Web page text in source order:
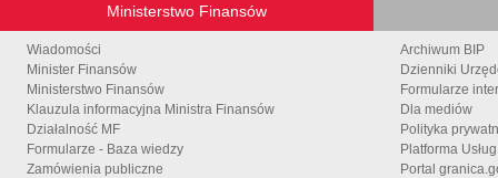
Ministerstwo Finansów
Wiadomości
Minister Finansów
Ministerstwo Finansów
Klauzula informacyjna Ministra Finansów
Działalność MF
Formularze - Baza wiedzy
Zamówienia publiczne
Archiwum BIP
Dzienniki
Formularze
Dla mediów
Polityka
Platforma
Portal